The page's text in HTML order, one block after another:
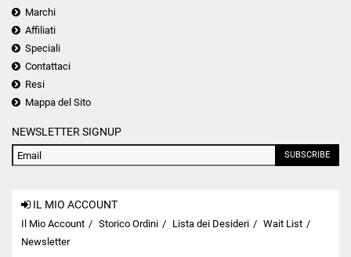
Marchi
Affiliati
Speciali
Contattaci
Resi
Mappa del Sito
NEWSLETTER SIGNUP
SUBSCRIBE
IL MIO ACCOUNT
Il Mio Account Storico Ordini Lista dei Desideri
Wait List
Newsletter